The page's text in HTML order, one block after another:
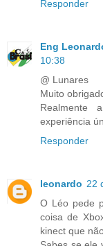
Responder
Eng
10:38
@ Lunares
Muito
Realmente
experiência
Responder
leonardo 22
O Léo pede
coisa de
kinect que